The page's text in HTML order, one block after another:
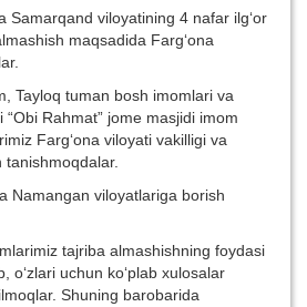
Samarqand viloyatining 4 nafar ilg‘or
maqsadida Farg‘ona
Tayloq tuman bosh imomlari va
Rahmat” jome masjidi imom
Farg‘ona viloyati vakilligi va
Namangan viloyatlariga borish
tajriba almashishning foydasi
o‘zlari uchun ko‘plab xulosalar
Shuning barobarida